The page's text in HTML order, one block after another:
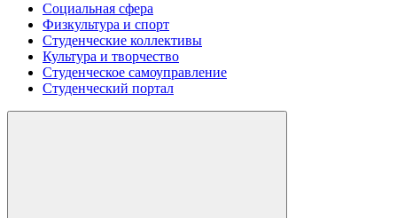
Социальная сфера
Физкультура и спорт
Студенческие коллективы
Культура и творчество
Студенческое самоуправление
Студенческий портал